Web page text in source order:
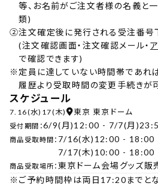
等、お名前がご注文者様の名義と
類)
②注文確定後に発行される受注番号
(注文確認画面・注文確認メール・
で確認できます)
※ 定員に達していない時間帯であれ
履歴より受取時間の変更手続きが
スケジュール
7.16(水)17(木) 東京 東京ドーム
受付期間：6/9(月)12:00 - 7/7(月
商品受取時間： 7/16(水)12:00 - 18:00
7/17(木)10:00 - 18:00
商品受取場所： 東京ドーム会場グッズ販
※ ご予約時間枠は両日17:20までとな